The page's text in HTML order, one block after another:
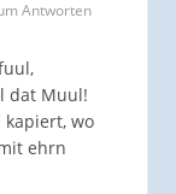
Antworten
dat Muul!
kapiert, wo
ehrn